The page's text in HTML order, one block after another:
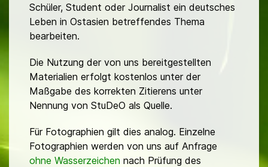
Schüler, Student oder Journalist ein deutsches
Leben in Ostasien betreffendes Thema
bearbeiten.
Die Nutzung der von uns bereitgestellten
Materialien erfolgt kostenlos unter der
Maßgabe des korrekten Zitierens unter
Nennung von StuDeO als Quelle.
Für Fotographien gilt dies analog. Einzelne
Fotographien werden von uns auf Anfrage
ohne Wasserzeichen nach Prüfung des